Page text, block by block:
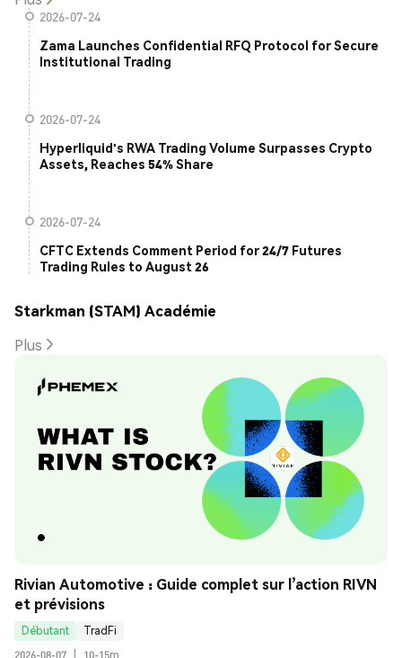
2026-07-24
Zama Launches Confidential RFQ Protocol for Secure
Institutional Trading
2026-07-24
Hyperliquid's RWA Trading Volume Surpasses Crypto
Assets, Reaches 54% Share
2026-07-24
CFTC Extends Comment Period for 24/7 Futures
Trading Rules to August 26
Starkman (STAM) Académie
Plus
Rivian Automotive : Guide complet sur l’action RIVN
et prévisions
Débutant
TradFi
2026-08-07
10-15m